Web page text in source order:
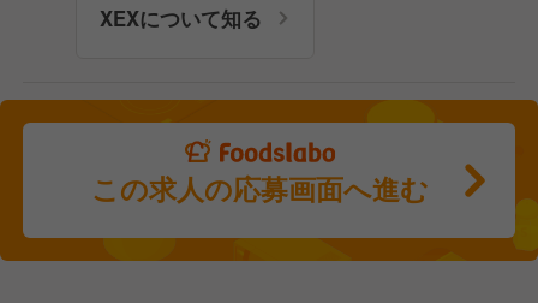
XEXについて知る
この求人の応募画面へ進む